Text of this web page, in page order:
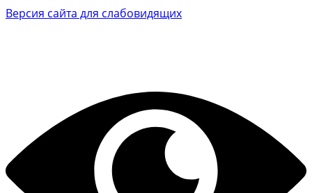
Версия сайта для слабовидящих